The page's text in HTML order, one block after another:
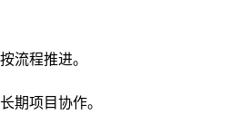
流程推进。
期项目协作。